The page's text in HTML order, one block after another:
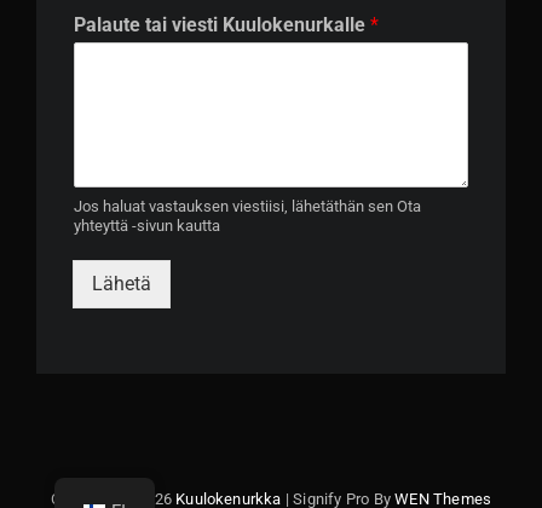
K
u
n
u
r
k
l
Palaute tai viesti Kuulokenurkalle *
Jos haluat vastauksen viestiisi, lähetäthän sen Ota
yhteyttä -sivun kautta
Lähetä
Copyright © 2026 Kuulokenurkka |Signify Pro ByWEN Themes